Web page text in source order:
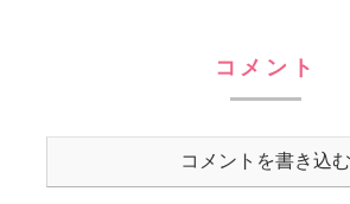
コメント
コメントを書き込む